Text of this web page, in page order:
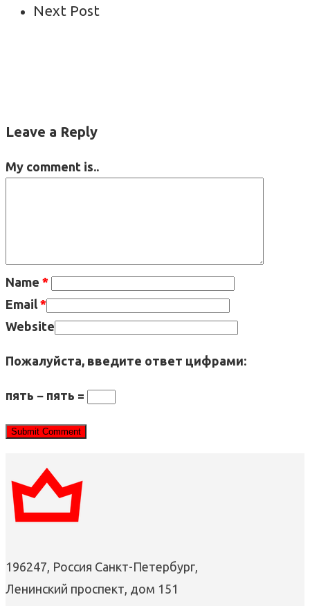
Next Post
Leave a Reply
My comment is..
Name *
Email *
Website
Пожалуйста, введите ответ цифрами:
пять − пять =
196247, Россия Санкт-Петербург,
Ленинский проспект, дом 151